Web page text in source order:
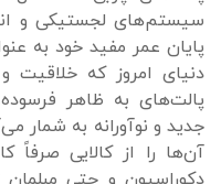
سیستم‌های لجستیکی و
پایان عمر مفید خود به
دنیای امروز که خلاقیت
پالت‌های به ظاهر
جدید و نوآورانه به شمار
آن‌ها را از کالایی صرفاً